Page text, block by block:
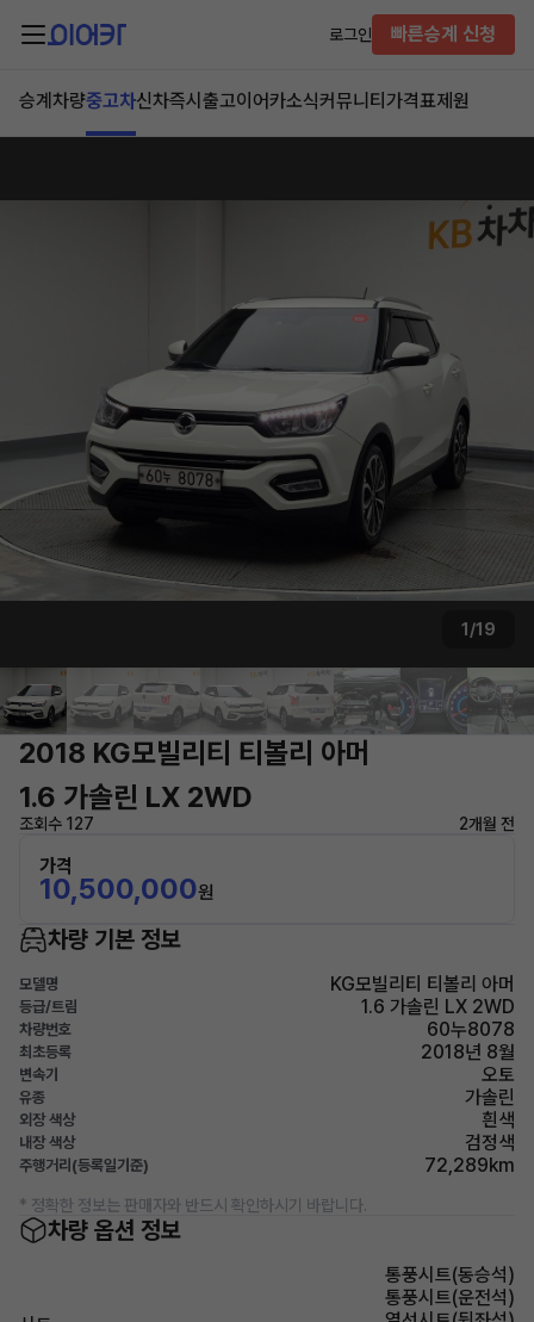
로그인 빠른승계 신청
승계차량중고차신차즉시출고이어카소식커뮤니티 가격표제원
1/19
2018 KG모빌리티 티볼리 아머
1.6 가솔린 LX 2WD
조회수 127 2개월 전
가격
10,500,000원
차량 기본 정보
모델명 KG모빌리티 티볼리 아머
등급/트림 1.6 가솔린 LX 2WD
차량번호 60누8078
최초등록 2018년 8월
변속기 오토
유종 가솔린
외장 색상 흰색
내장 색상 검정색
주행거리(등록일기준) 72,289km
* 정확한 정보는 판매자와 반드시 확인하시기 바랍니다.
차량 옵션 정보
통풍시트(동승석)
통풍시트(운전석)